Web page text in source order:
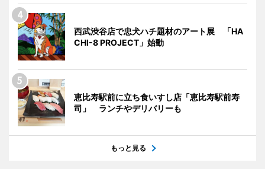
西武渋谷店で忠犬ハチ題材のアート展 「HA
CHI-8 PROJECT」始動
恵比寿駅前に立ち食いすし店「恵比寿駅前寿
司」 ランチやデリバリーも
もっと見る